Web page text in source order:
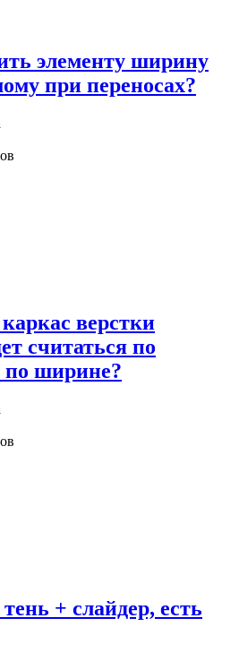
элементу ширину
при переносах?
верстки
считаться по
по ширине?
+ слайдер, есть